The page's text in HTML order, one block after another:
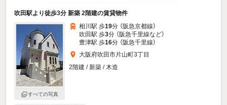
吹田駅より徒歩3分 新築 2階建の賃貸物件
すべての写真
相川駅 歩19分 （阪急京都線）
吹田駅 歩3分 （阪急千里線など）
豊津駅 歩16分 （阪急千里線）
大阪府吹田市片山町3丁目
2階建 / 新築 / 木造